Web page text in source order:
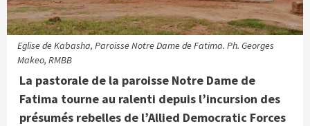
Eglise de Kabasha, Paroisse Notre Dame de Fatima. Ph. Georges
Makeo, RMBB
La pastorale de la paroisse Notre Dame de
Fatima tourne au ralenti depuis l’incursion des
présumés rebelles de l’Allied Democratic Forces